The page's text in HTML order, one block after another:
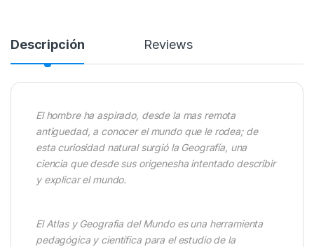
Descripción Reviews
El hombre ha aspirado, desde la mas remota
antiguedad, a conocer el mundo que le rodea; de
esta curiosidad natural surgió la Geografía, una
ciencia que desde sus origenesha intentado describir
y explicar el mundo.
El Atlas y Geografia del Mundo es una herramienta
pedagógica y científica para el estudio de la